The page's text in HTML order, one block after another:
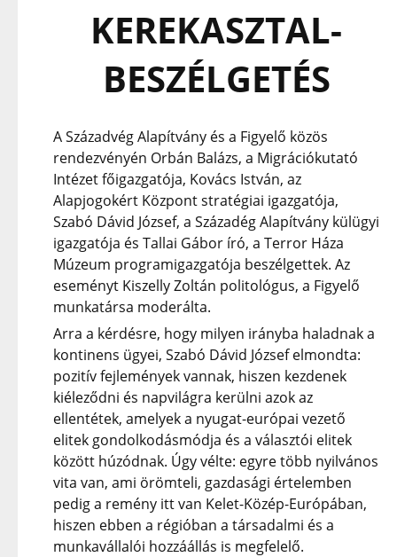
KEREKASZTAL-
BESZÉLGETÉS
A Századvég Alapítvány és a Figyelő közös
rendezvényén Orbán Balázs, a Migrációkutató
Intézet főigazgatója, Kovács István, az
Alapjogokért Központ stratégiai igazgatója,
Szabó Dávid József, a Századég Alapítvány külügyi
igazgatója és Tallai Gábor író, a Terror Háza
Múzeum programigazgatója beszélgettek. Az
eseményt Kiszelly Zoltán politológus, a Figyelő
munkatársa moderálta.
Arra a kérdésre, hogy milyen irányba haladnak a
kontinens ügyei, Szabó Dávid József elmondta:
pozitív fejlemények vannak, hiszen kezdenek
kiéleződni és napvilágra kerülni azok az
ellentétek, amelyek a nyugat-európai vezető
elitek gondolkodásmódja és a választói elitek
között húzódnak. Úgy vélte: egyre több nyilvános
vita van, ami örömteli, gazdasági értelemben
pedig a remény itt van Kelet-Közép-Európában,
hiszen ebben a régióban a társadalmi és a
munkavállalói hozzáállás is megfelelő.